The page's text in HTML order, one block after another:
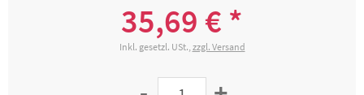
35,69 € *
Inkl. gesetzl. USt., zzgl. Versand